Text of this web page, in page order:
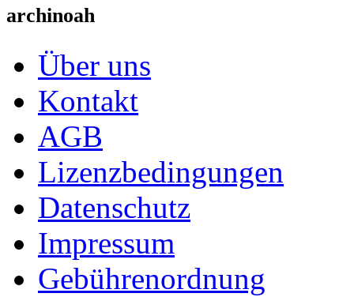
archinoah
Über uns
Kontakt
AGB
Lizenzbedingungen
Datenschutz
Impressum
Gebührenordnung